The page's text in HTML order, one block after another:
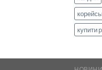
купити